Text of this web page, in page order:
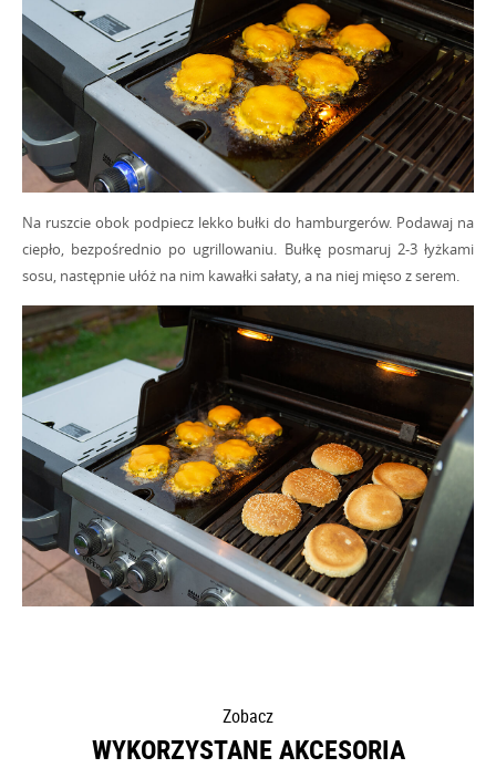
Na ruszcie obok podpiecz lekko bułki do hamburgerów. Podawaj na
ciepło, bezpośrednio po ugrillowaniu. Bułkę posmaruj 2-3 łyżkami
sosu, następnie ułóż na nim kawałki sałaty, a na niej mięso z serem.
Zobacz
WYKORZYSTANE AKCESORIA